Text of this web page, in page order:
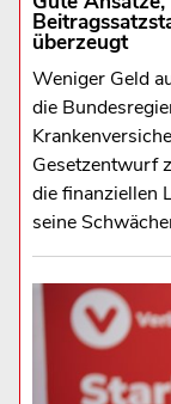
überzeugt
Weniger Geld
die
Gesetzentwurf
die finanziellen
seine